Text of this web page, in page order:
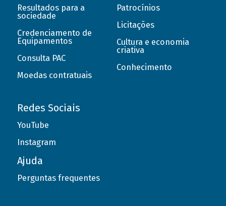
Resultados para a
sociedade
Credenciamento de
Equipamentos
Consulta PAC
Moedas contratuais
Patrocínios
Licitações
Cultura e economia
criativa
Conhecimento
Redes Sociais
YouTube
Instagram
Ajuda
Perguntas frequentes